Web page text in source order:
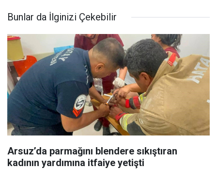
Bunlar da İlginizi Çekebilir
Arsuz’da parmağını blendere sıkıştıran
kadının yardımına itfaiye yetişti